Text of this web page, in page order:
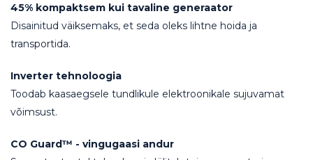
45% kompaktsem kui tavaline generaator
Disainitud väiksemaks, et seda oleks lihtne hoida ja
transportida.
Inverter tehnoloogia
Toodab kaasaegsele tundlikule elektroonikale sujuvamat
võimsust.
CO Guard™ - vingugaasi andur